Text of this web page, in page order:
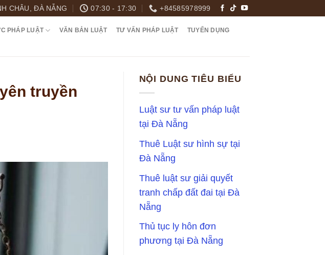
CHÂU, ĐÀ NẴNG 07:30 - 17:30 +84585978999
PHÁP LUẬT VĂN BẢN LUẬT TƯ VẤN PHÁP LUẬT TUYỂN DỤNG
truyền
NỘI DUNG TIÊU BIỂU
Luật sư tư vấn pháp luật
tại Đà Nẵng
Thuê Luật sư hình sự tại
Đà Nẵng
Thuê luật sư giải quyết
tranh chấp đất đai tại Đà
Nẵng
Thủ tục ly hôn đơn
phương tại Đà Nẵng